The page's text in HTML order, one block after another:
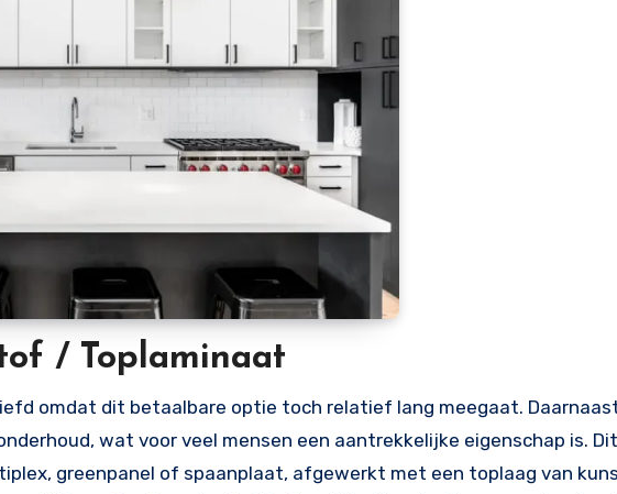
/ Toplaminaat
omdat dit betaalbare optie toch relatief lang meegaat.
wat voor veel mensen een aantrekkelijke eigenschap is.
greenpanel of spaanplaat, afgewerkt met een toplaag van